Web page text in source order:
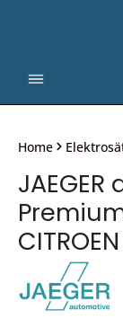
Home